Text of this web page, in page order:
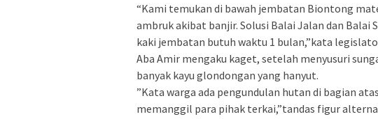
“Kami temukan di bawah jembatan Biontong
ambruk akibat banjir. Solusi Balai Jalan dan Balai
kaki jembatan butuh waktu 1 bulan,”kata
Aba Amir mengaku kaget, setelah menyusuri
banyak kayu glondongan yang hanyut.
”Kata warga ada pengundulan hutan di bagian
memanggil para pihak terkai,”tandas figur